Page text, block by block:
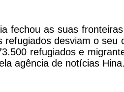
fechou as suas
refugiados desviam o seu
refugiados e
agência de notícias